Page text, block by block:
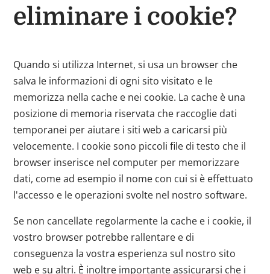
eliminare i cookie?
Quando si utilizza Internet, si usa un browser che
salva le informazioni di ogni sito visitato e le
memorizza nella cache e nei cookie. La cache è una
posizione di memoria riservata che raccoglie dati
temporanei per aiutare i siti web a caricarsi più
velocemente. I cookie sono piccoli file di testo che il
browser inserisce nel computer per memorizzare
dati, come ad esempio il nome con cui si è effettuato
l'accesso e le operazioni svolte nel nostro software.
Se non cancellate regolarmente la cache e i cookie, il
vostro browser potrebbe rallentare e di
conseguenza la vostra esperienza sul nostro sito
web e su altri. È inoltre importante assicurarsi che i